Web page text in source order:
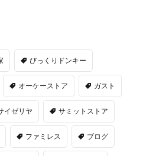
びっくりドンキー
オーケーストア ガスト
イゼリヤ サミットストア
ファミレス ブログ